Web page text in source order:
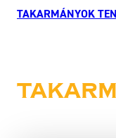
TAKARMÁNYOK